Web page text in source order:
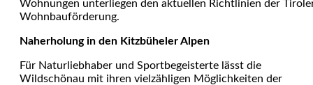
Wohnungen unterliegen den aktuellen Richtlinien der
Wohnbauförderung.
Naherholung in den Kitzbüheler Alpen
Für Naturliebhaber und Sportbegeisterte lässt die
Wildschönau mit ihren vielzähligen Möglichkeiten der